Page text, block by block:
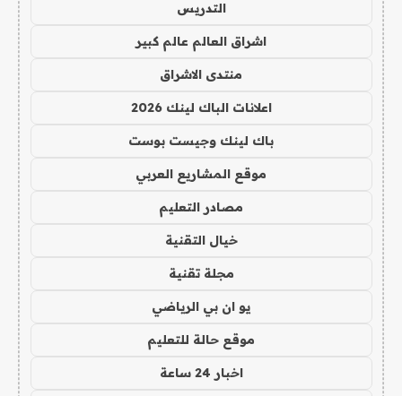
التدريس
اشراق العالم عالم كبير
منتدى الاشراق
اعلانات الباك لينك 2026
باك لينك وجيست بوست
موقع المشاريع العربي
مصادر التعليم
خيال التقنية
مجلة تقنية
يو ان بي الرياضي
موقع حالة للتعليم
اخبار 24 ساعة